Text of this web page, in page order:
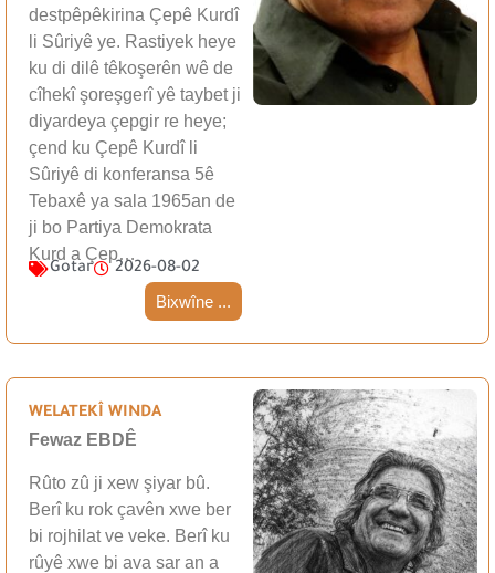
destpêpêkirina Çepê Kurdî
li Sûriyê ye. Rastiyek heye
ku di dilê têkoşerên wê de
cîhekî şoreşgerî yê taybet ji
diyardeya çepgir re heye;
çend ku Çepê Kurdî li
Sûriyê di konferansa 5ê
Tebaxê ya sala 1965an de
ji bo Partiya Demokrata
Kurd a Çep…
Gotar 2026-08-02
Bixwîne ...
WELATEKÎ WINDA
Fewaz EBDÊ
Rûto zû ji xew şiyar bû.
Berî ku rok çavên xwe ber
bi rojhilat ve veke. Berî ku
rûyê xwe bi ava sar an a